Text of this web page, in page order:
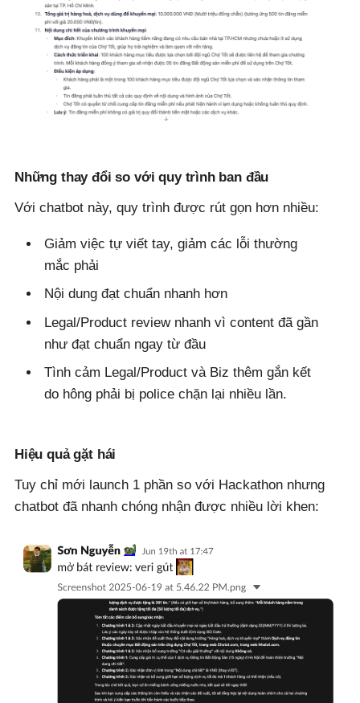
Những thay đổi so với quy trình ban đầu
Với chatbot này, quy trình được rút gọn hơn nhiều:
Giảm việc tự viết tay, giảm các lỗi thường
mắc phải
Nội dung đạt chuẩn nhanh hơn
Legal/Product review nhanh vì content đã gần
như đạt chuẩn ngay từ đầu
Tình cảm Legal/Product và Biz thêm gắn kết
do hông phải bị police chặn lại nhiều lần.
Hiệu quả gặt hái
Tuy chỉ mới launch 1 phần so với Hackathon nhưng
chatbot đã nhanh chóng nhận được nhiều lời khen: